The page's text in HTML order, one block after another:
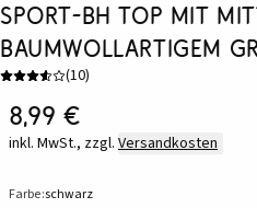
Sport-BH Top mit
baumwollartigem
(10)
8,99 €
inkl. MwSt., zzgl. Versandkosten
Farbe:schwarz